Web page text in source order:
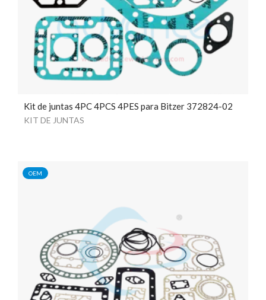
Kit de juntas 4PC 4PCS 4PES para Bitzer 372824-02
KIT DE JUNTAS
OEM